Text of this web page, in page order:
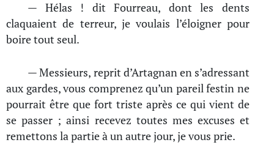
— Hélas ! dit Fourreau, dont les dents
claquaient de terreur, je voulais l’éloigner pour
boire tout seul.
— Messieurs, reprit d’Artagnan en s’adressant
aux gardes, vous comprenez qu’un pareil festin ne
pourrait être que fort triste après ce qui vient de
se passer ; ainsi recevez toutes mes excuses et
remettons la partie à un autre jour, je vous prie.